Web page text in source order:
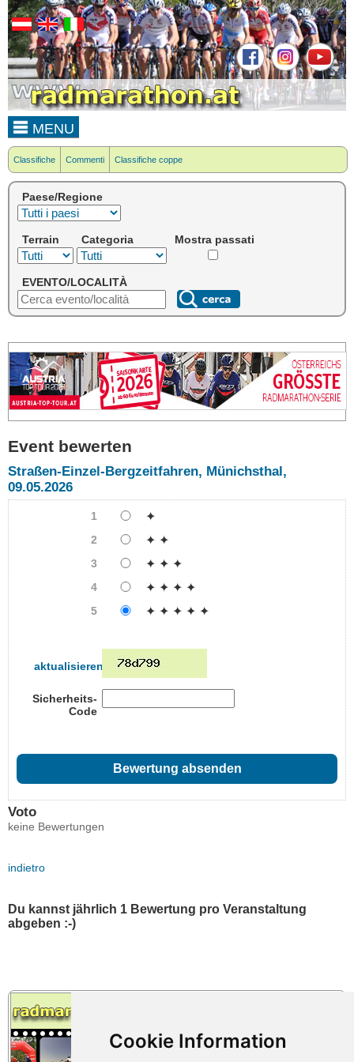
MENU
Classifiche Commenti Classifiche coppe
Paese/Regione
Terrain Categoria Mostra passati
EVENTO/LOCALITÀ
Event bewerten
Straßen-Einzel-Bergzeitfahren, Münichsthal,
09.05.2026
1 ✦
2 ✦ ✦
3 ✦ ✦ ✦
4 ✦ ✦ ✦ ✦
5 ✦ ✦ ✦ ✦ ✦
aktualisieren
Sicherheits-
Code
Voto
keine Bewertungen
indietro
Du kannst jährlich 1 Bewertung pro Veranstaltung
abgeben :-)